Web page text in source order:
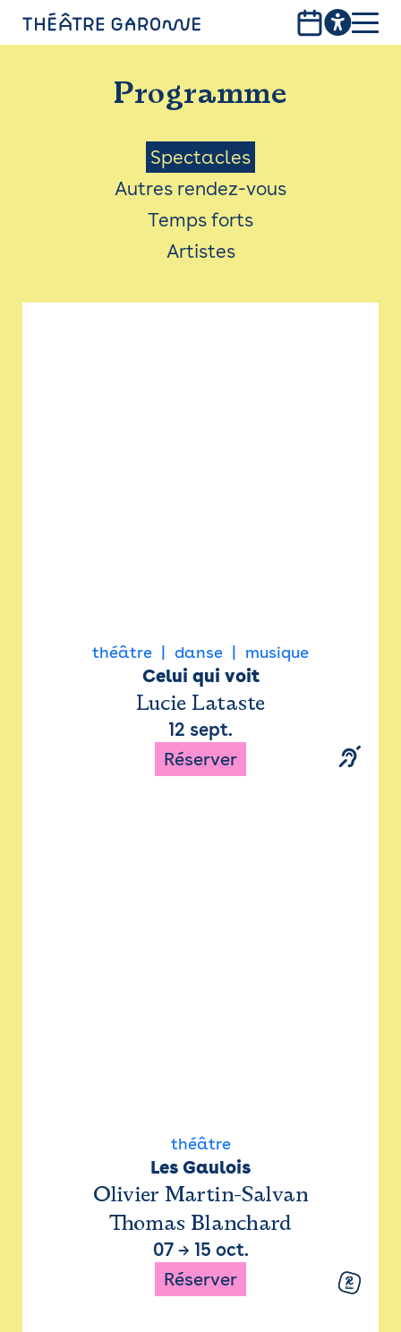
PROGRAMME
INFOS PRATIQUES
AVEC LES PUBLICS
ACCESSIBILITÉ
LES PRODUCTIONS
Programme
Menu
Saison
Spectacles
Autres rendez-vous
Temps forts
Artistes
théâtre danse musique
Celui qui voit
Lucie Lataste
12 sept.
Réserver
théâtre
Les Gaulois
Olivier Martin-Salvan
Thomas Blanchard
07→ 15 oct.
Réserver